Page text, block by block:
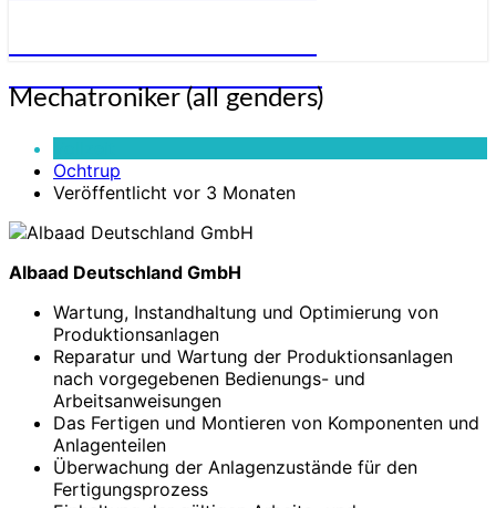
Mechatroniker
genders)
Mechatroniker (all genders)
Ochtrup
Veröffentlicht vor 3 Monaten
Albaad Deutschland GmbH
Wartung, Instandhaltung und Optimierung von
Produktionsanlagen
Reparatur und Wartung der Produktionsanlagen
nach vorgegebenen Bedienungs- und
Arbeitsanweisungen
Das Fertigen und Montieren von Komponenten und
Anlagenteilen
Überwachung der Anlagenzustände für den
Fertigungsprozess